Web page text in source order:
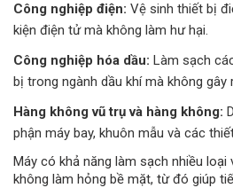
Công nghiệp điện: Vệ sinh thiết bị
kiện điện tử mà không làm hư hại.
Công nghiệp hóa dầu: Làm sạch
bị trong ngành dầu khí mà không gây
Hàng không vũ trụ và hàng không:
phận máy bay, khuôn mẫu và các
Máy có khả năng làm sạch nhiều loại
không làm hỏng bề mặt, từ đó giúp